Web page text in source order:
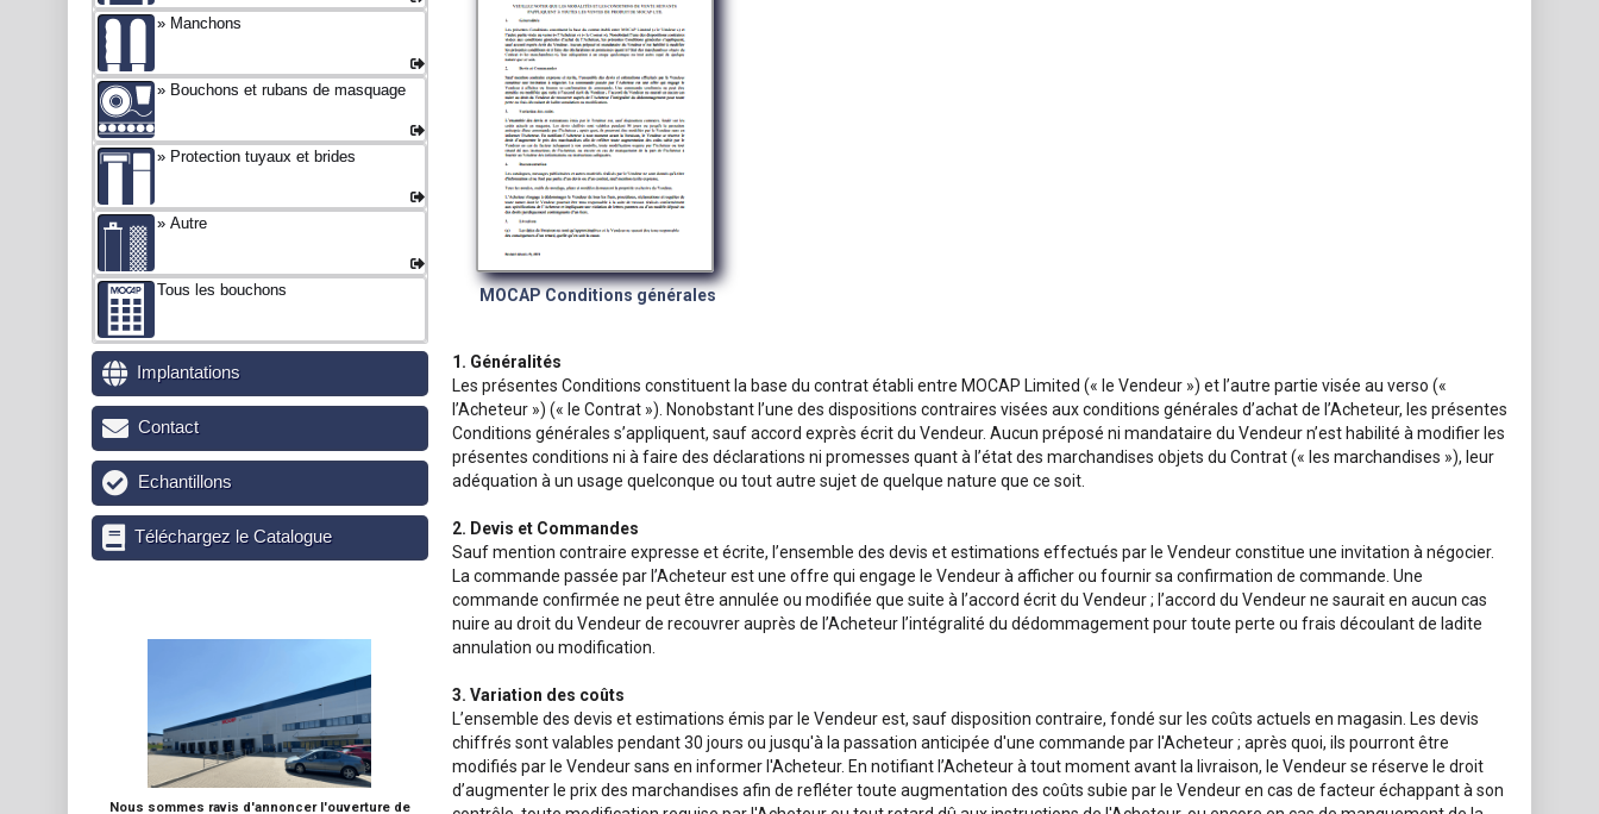
MOCAP Conditions générales
1. Généralités
Les présentes Conditions constituent la base du contrat établi entre MOCAP Limited (« le Vendeur ») et l’autre partie visée au verso («
l’Acheteur ») (« le Contrat »). Nonobstant l’une des dispositions contraires visées aux conditions générales d’achat de l’Acheteur, les présentes
Conditions générales s’appliquent, sauf accord exprès écrit du Vendeur. Aucun préposé ni mandataire du Vendeur n’est habilité à modifier les
présentes conditions ni à faire des déclarations ni promesses quant à l’état des marchandises objets du Contrat (« les marchandises »), leur
adéquation à un usage quelconque ou tout autre sujet de quelque nature que ce soit.
2. Devis et Commandes
Sauf mention contraire expresse et écrite, l’ensemble des devis et estimations effectués par le Vendeur constitue une invitation à négocier.
La commande passée par l’Acheteur est une offre qui engage le Vendeur à afficher ou fournir sa confirmation de commande. Une
commande confirmée ne peut être annulée ou modifiée que suite à l’accord écrit du Vendeur ; l’accord du Vendeur ne saurait en aucun cas
nuire au droit du Vendeur de recouvrer auprès de l’Acheteur l’intégralité du dédommagement pour toute perte ou frais découlant de ladite
annulation ou modification.
3. Variation des coûts
L’ensemble des devis et estimations émis par le Vendeur est, sauf disposition contraire, fondé sur les coûts actuels en magasin. Les devis
chiffrés sont valables pendant 30 jours ou jusqu'à la passation anticipée d'une commande par l'Acheteur ; après quoi, ils pourront être
modifiés par le Vendeur sans en informer l'Acheteur. En notifiant l’Acheteur à tout moment avant la livraison, le Vendeur se réserve le droit
d’augmenter le prix des marchandises afin de refléter toute augmentation des coûts subie par le Vendeur en cas de facteur échappant à son
Manchons
Bouchons et rubans de masquage
Protection tuyaux et brides
Autre
Tous les bouchons
Implantations
Contact
Echantillons
Téléchargez le Catalogue
Nous sommes ravis d'annoncer l'ouverture de